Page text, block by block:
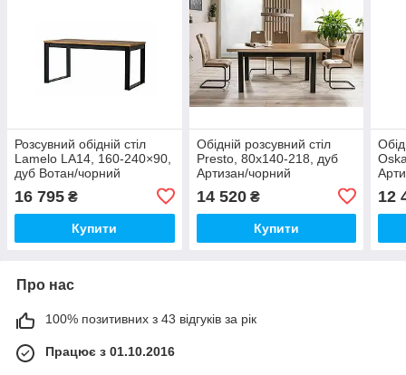
Розсувний обідній стіл
Lamelo LA14, 160-240×90,
дуб Вотан/чорний
16 795 ₴
Купити
Обідній розсувний стіл
Presto, 80x140-218, дуб
Артизан/чорний
14 520₴
Купити
12
Про нас
100% позитивних з 43 відгуків за рік
Працює з 01.10.2016